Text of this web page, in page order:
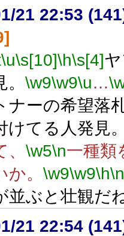
21 22:53
\u\s[10]\h\s[4]
。 \w9\w9\u…
ナーの希望落
けてる人発見
、 \w5\n一種類
か。 \w9\w9\h\n
並ぶと壮観だ
21 22:54